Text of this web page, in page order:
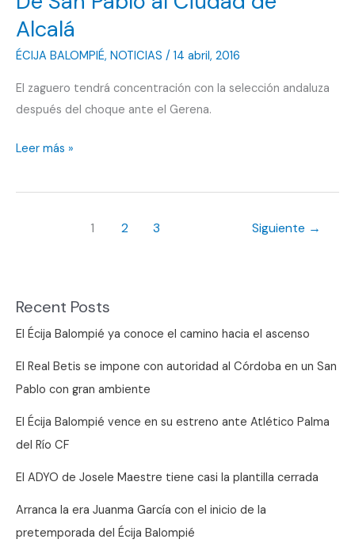
con
andaluza
Alcalá
ÉCIJA BALOMPIÉ, NOTICIAS / 14 abril, 2016
El zaguero tendrá concentración con la selección andaluza
después del choque ante el Gerena.
De
Pablo
Leer más »
1 2 3 Siguiente →
Recent Posts
El Écija Balompié ya conoce el camino hacia el ascenso
El Real Betis se impone con autoridad al Córdoba en un San
Pablo con gran ambiente
El Écija Balompié vence en su estreno ante Atlético Palma
del Río CF
El ADYO de Josele Maestre tiene casi la plantilla cerrada
Arranca la era Juanma García con el inicio de la
pretemporada del Écija Balompié